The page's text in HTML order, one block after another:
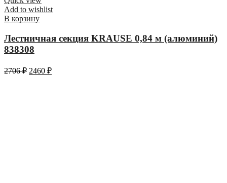
Add to wishlist
В корзину
Лестничная секция KRAUSE 0,84 м (алюминий)
838308
2706₽ 2460 ₽